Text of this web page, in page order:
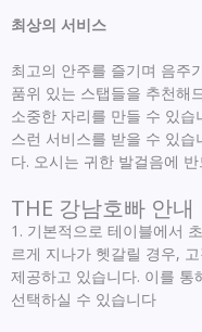
최상의 서비스
최고의 안주를 즐기며 음주
품위 있는 스탭들을 추천해
소중한 자리를 만들 수 있
스런 서비스를 받을 수 있
다. 오시는 귀한 발걸음에
THE 강남호빠 안내
1. 기본적으로 테이블에서
르게 지나가 헷갈릴 경우,
제공하고 있습니다. 이를 통
선택하실 수 있습니다